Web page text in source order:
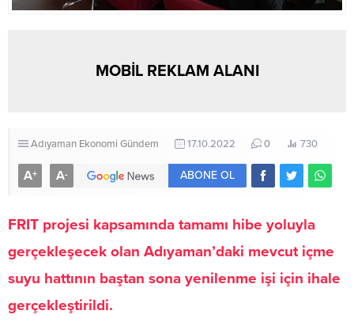
MOBİL REKLAM ALANI
Adıyaman Ekonomi Gündem 17.10.2022 0 730
A+ A- ABONE OL
FRIT projesi kapsamında tamamı hibe yoluyla
gerçekleşecek olan Adıyaman’daki mevcut içme
suyu hattının baştan sona yenilenme işi için ihale
gerçekleştirildi.